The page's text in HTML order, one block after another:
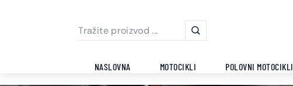
NASLOVNA MOTOCIKLI POLOVNI MOTOCIKLI